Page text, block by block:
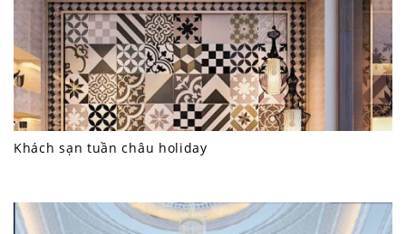
Khách sạn tuần châu holiday